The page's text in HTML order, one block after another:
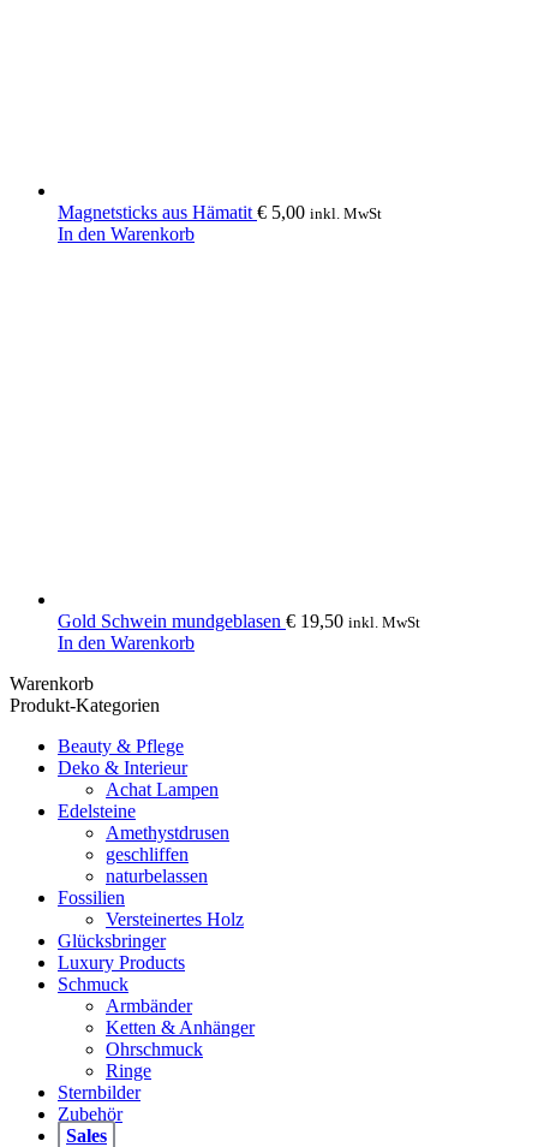
Magnetsticks aus Hämatit € 5,00 inkl. MwSt
In den Warenkorb
Gold Schwein mundgeblasen € 19,50 inkl. MwSt
In den Warenkorb
Warenkorb
Produkt-Kategorien
Beauty & Pflege
Deko & Interieur
Achat Lampen
Edelsteine
Amethystdrusen
geschliffen
naturbelassen
Fossilien
Versteinertes Holz
Glücksbringer
Luxury Products
Schmuck
Armbänder
Ketten & Anhänger
Ohrschmuck
Ringe
Sternbilder
Zubehör
Sales